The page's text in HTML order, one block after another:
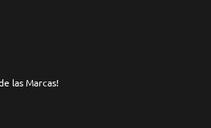
las Marcas!